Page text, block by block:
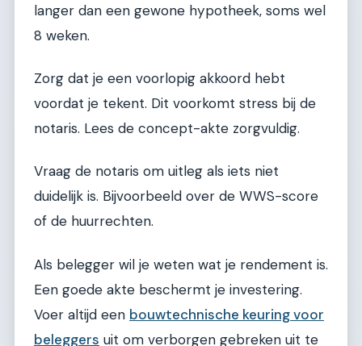
langer dan een gewone hypotheek, soms wel
8 weken.
Zorg dat je een voorlopig akkoord hebt
voordat je tekent. Dit voorkomt stress bij de
notaris. Lees de concept-akte zorgvuldig.
Vraag de notaris om uitleg als iets niet
duidelijk is. Bijvoorbeeld over de WWS-score
of de huurrechten.
Als belegger wil je weten wat je rendement is.
Een goede akte beschermt je investering.
Voer altijd een bouwtechnische keuring voor
beleggers uit om verborgen gebreken uit te